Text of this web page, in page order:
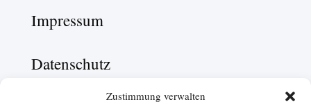
Zustimmung verwalten
Impressum
Datenschutz